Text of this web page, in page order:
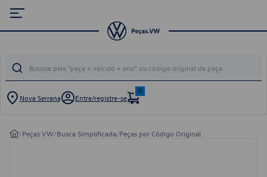
Nova Serrana Entre/registre-se
0
/Peças VW/Busca Simplificada/Peças por Código Original